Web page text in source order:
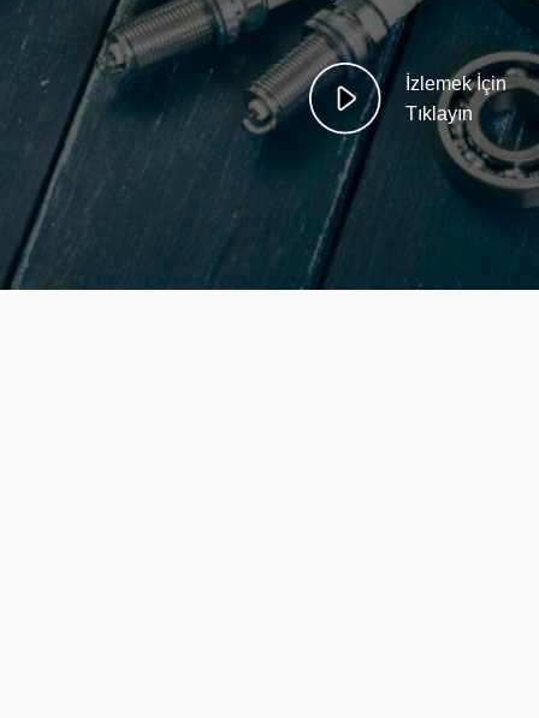
İzlemek İçin
Tıklayın